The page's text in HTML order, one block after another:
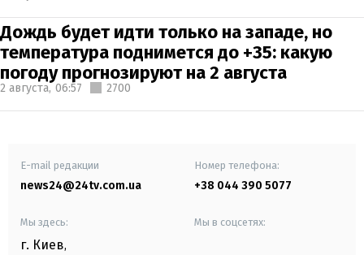
Дождь будет идти только на западе, но
температура поднимется до +35: какую
погоду прогнозируют на 2 августа
2 августа, 06:57 2700
E-mail редакции
news24@24tv.com.ua
Номер телефона:
+38 044 390 5077
Мы здесь:
г. Киев,
Мы в соцсетях: